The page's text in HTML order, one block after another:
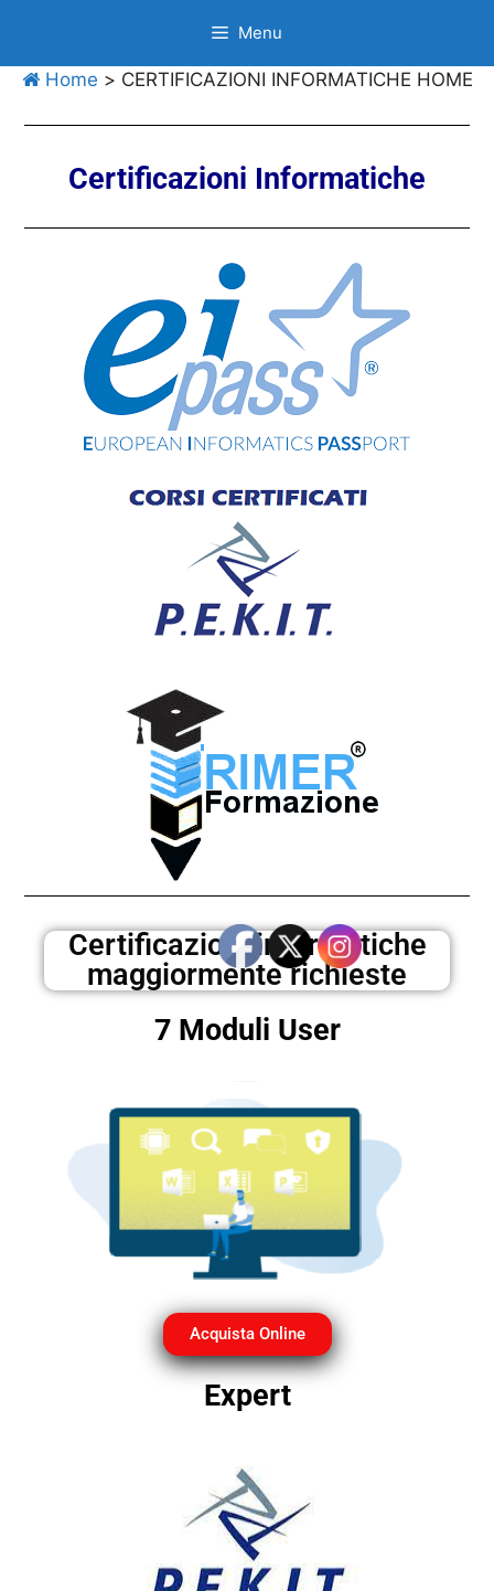
Menu
Home > CERTIFICAZIONI INFORMATICHE HOME
Certificazioni Informatiche
Certificazioni informatiche
maggiormente richieste
7 Moduli User
Acquista Online
Expert